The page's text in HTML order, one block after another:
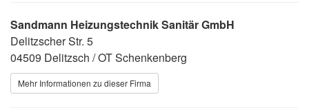
Sandmann Heizungstechnik Sanitär GmbH
Delitzscher Str. 5
04509 Delitzsch / OT Schenkenberg
Mehr Informationen zu dieser Firma